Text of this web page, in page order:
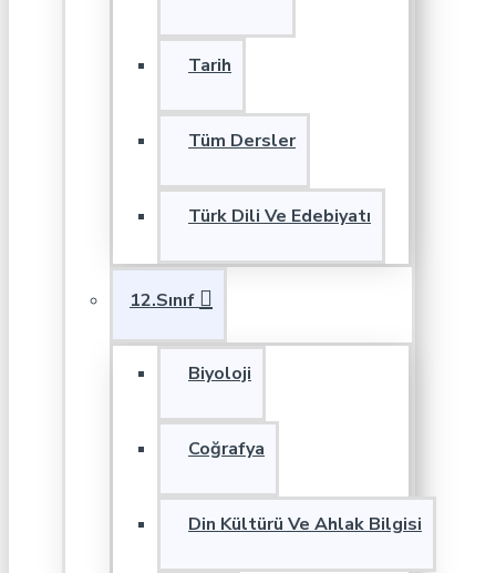
Tarih
Tüm Dersler
Türk Dili Ve Edebiyatı
12.Sınıf
Biyoloji
Coğrafya
Din Kültürü Ve Ahlak Bilgisi